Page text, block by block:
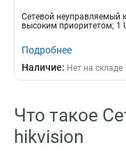
Сетевой неуправляемый
высоким приоритетом; 1
Подробнее
Наличие: Нет на складе
Что такое
hikvision